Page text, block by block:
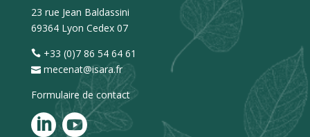
23 rue Jean Baldassini
69364 Lyon Cedex 07
+33 (0)7 86 54 64 61
mecenat@isara.fr
Formulaire de contact